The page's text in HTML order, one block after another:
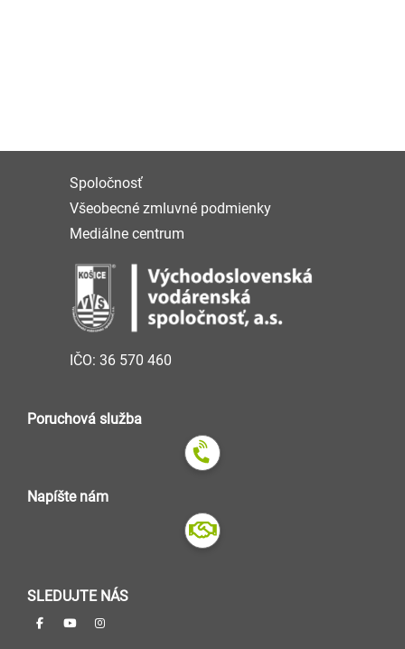
Spoločnosť
Všeobecné zmluvné podmienky
Mediálne centrum
IČO: 36 570 460
Poruchová služba
Napíšte nám
SLEDUJTE NÁS